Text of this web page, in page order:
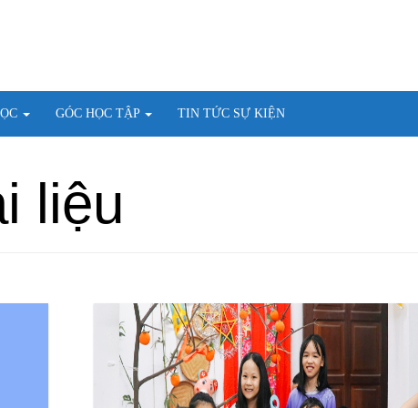
GÓC HỌC TẬP TIN TỨC SỰ KIỆN
liệu